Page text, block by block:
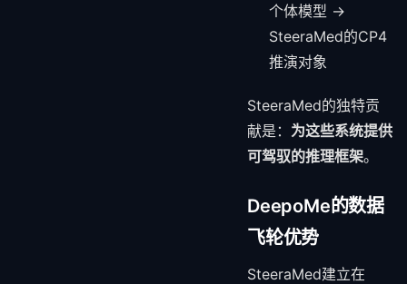
个体模型 →
SteeraMed的CP4
推演对象
SteeraMed的独特贡
献是： 为这些系统提供
可驾驭的推理框架。
DeepoMe的数据
飞轮优势
SteeraMed建立在